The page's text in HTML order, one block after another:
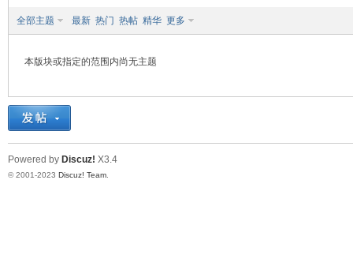
全部主题 最新 热门 热帖 精华 更多
本版块或指定的范围内尚无主题
Powered by Discuz! X3.4
© 2001-2023 Discuz! Team.